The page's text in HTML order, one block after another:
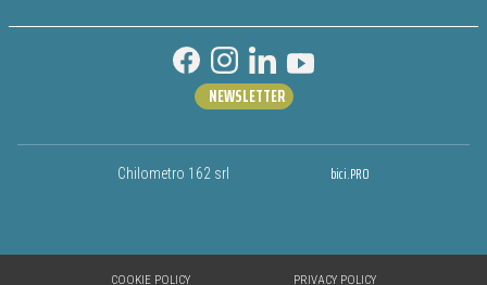
Chilometro 162 srl bici.PRO
NEWSLETTER
COOKIE POLICY PRIVACY POLICY